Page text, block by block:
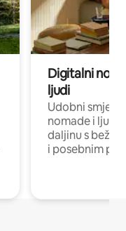
Digitalni
ljudi
Udobni
nomade i ljude
daljinu s
i posebnim